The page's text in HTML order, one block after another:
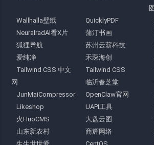
图
Wallhalla壁纸
QuicklyPDF
NeuralradAI看X片
蒲汀书画
狐狸导航
苏州云薪科技
爱纯净
禾琛海创
Tailwind CSS 中文
网
Tailwind CSS
临沂春芝堂
JunMaiCompressor
OpenClaw官网
Likeshop
UAPI工具
火HuoCMS
大盘云图
山东新农村
商辉网络